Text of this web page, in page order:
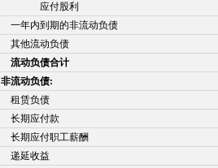
应付股利
一年内到期的非流动负债
其他流动负债
流动负债合计
非流动负债:
租赁负债
长期应付款
长期应付职工薪酬
递延收益